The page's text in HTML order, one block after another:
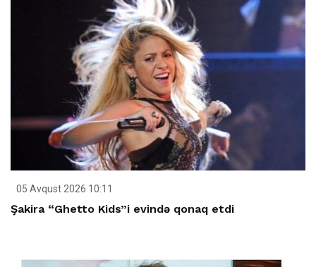
05 Avqust 2026 10:11
Şakira “Ghetto Kids”i evində qonaq etdi